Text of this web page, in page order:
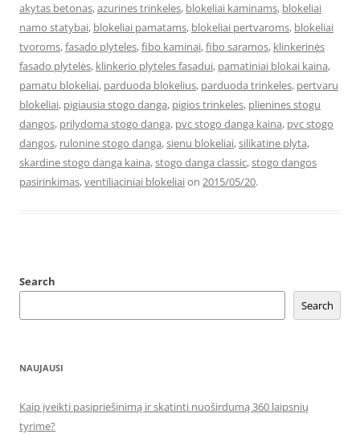
akytas betonas,azurines trinkeles, blokeliai kaminams, blokeliai
namo statybai, blokeliai pamatams, blokeliai pertvaroms, blokeliai
tvoroms,fasado plyteles,fibo kaminai,fibo saramos, klinkerinės
fasado plytelės, klinkerio plyteles fasadui, pamatiniai blokai kaina,
pamatu blokeliai, parduoda blokelius, parduoda trinkeles, pertvaru
blokeliai, pigiausia stogo danga, pigios trinkeles, plienines stogu
dangos, prilydoma stogo danga, pvc stogo danga kaina, pvc stogo
dangos, rulonine stogo danga,sienu blokeliai,silikatine plyta,
skardine stogo danga kaina,stogo danga classic,stogo dangos
pasirinkimas,ventiliaciniai blokeliaion 2015/05/20.
Search
Search
NAUJAUSI
Kaip įveikti pasipriešinimą ir skatinti nuoširdumą 360 laipsnių
tyrime?